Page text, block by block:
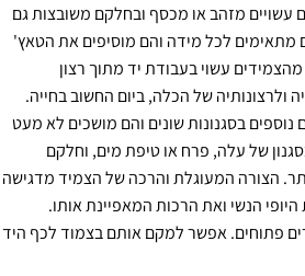
עשויים מזהב או מכסף ובחלקם משובצות גם
מתאימים לכל מידה והם מוסיפים את הטאץ'
עשוי בעבודת יד מתוך רצון
ולרצונותיה של הכלה, ביום החשוב בחייה.
בסגנונות שונים והם מושכים לא מעט
של עלה, פרח או טיפת מים, וחלקם
הצורה המעוגלת והרכה של הצמיד מדגישה
הנשי ואת הרכות המאפיינת אותו.
פתוחים. אפשר למקם אותם בצמוד לכף היד